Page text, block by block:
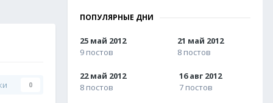
0
ПОПУЛЯРНЫЕ ДНИ
25 май 2012
9 постов
21 май 2012
8 постов
22 май 2012
8 постов
16 авг 2012
7 постов